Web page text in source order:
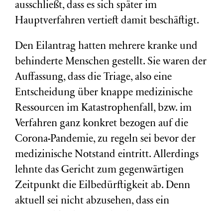
ausschließt, dass es sich später im
Hauptverfahren vertieft damit beschäftigt.
Den Eilantrag hatten mehrere kranke und
behinderte Menschen gestellt. Sie waren der
Auffassung, dass die Triage, also eine
Entscheidung über knappe medizinische
Ressourcen im Katastrophenfall, bzw. im
Verfahren ganz konkret bezogen auf die
Corona-Pandemie, zu regeln sei bevor der
medizinische Notstand eintritt. Allerdings
lehnte das Gericht zum gegenwärtigen
Zeitpunkt die Eilbedürftigkeit ab. Denn
aktuell sei nicht abzusehen, dass ein